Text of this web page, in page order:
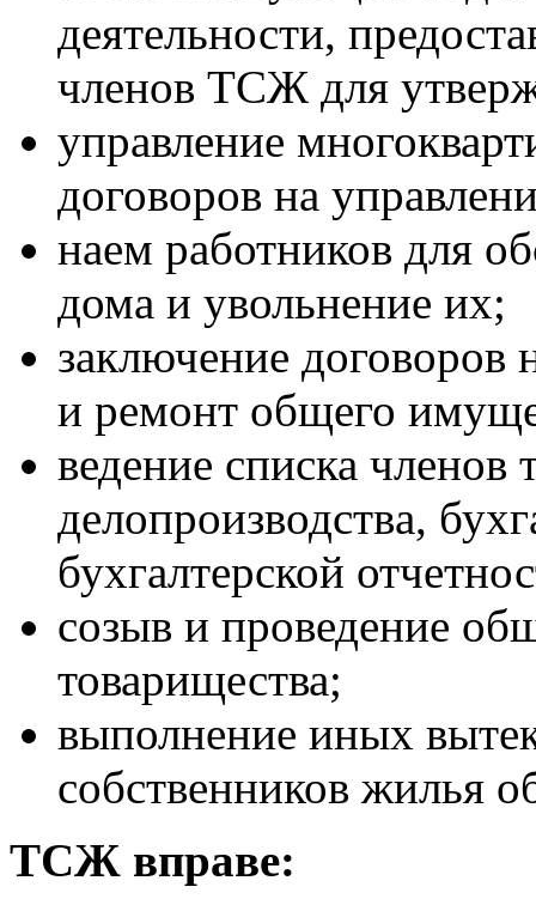
деятельности,
членов ТСЖ для
управление
договоров на
наем работников для
дома и увольнение их;
заключение договоров
и ремонт общего
ведение списка членов
делопроизводствa,
бухгалтерской
созыв и проведение
товарищества;
выполнение иных
собственников жилья
ТСЖ вправе: